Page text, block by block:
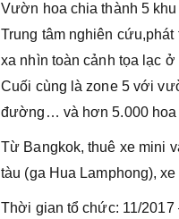
Vườn hoa chia thành 5
Trung tâm nghiên
xa nhìn toàn cảnh tọa lạc
Cuối cùng là zone 5 với
đường… và hơn 5.000 hoa
Từ Bangkok, thuê xe mini
tàu (ga Hua Lamphong),
Thời gian tổ chức: 11/2017